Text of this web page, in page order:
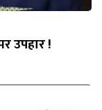
उपहार !